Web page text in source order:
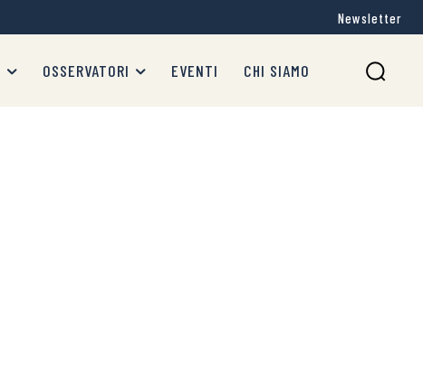
Newsletter
OSSERVATORI EVENTI CHI SIAMO